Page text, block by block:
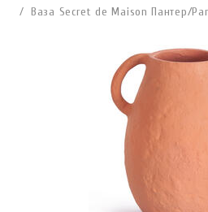
Ваза Secret de Maison Пантер/